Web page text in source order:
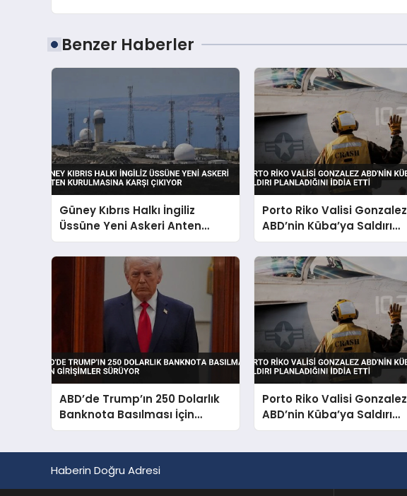
Benzer Haberler
Güney Kıbrıs Halkı İngiliz
Üssüne Yeni Askeri Anten
Kurulmasına Karşı Çıkıyor
Porto Riko Valisi Gonzalez
ABD’nin Küba’ya Saldırı
Planladığını İddia Etti
ABD’de Trump’ın 250 Dolarlık
Banknota Basılması İçin
Girişimler Sürüyor
Porto Riko Valisi Gonzalez
ABD’nin Küba’ya Saldırı
Planladığını İddia Etti
Haberin Doğru Adresi